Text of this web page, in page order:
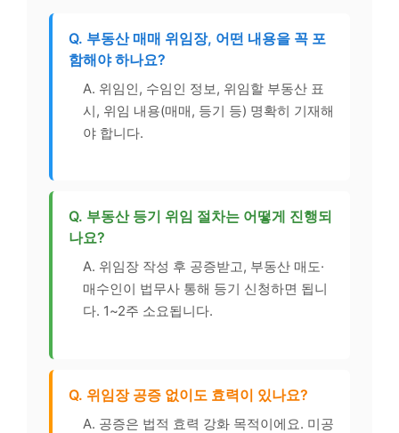
Q. 부동산 매매 위임장, 어떤 내용을 꼭 포
함해야 하나요?
A. 위임인, 수임인 정보, 위임할 부동산 표
시, 위임 내용(매매, 등기 등) 명확히 기재해
야 합니다.
Q. 부동산 등기 위임 절차는 어떻게 진행되
나요?
A. 위임장 작성 후 공증받고, 부동산 매도·
매수인이 법무사 통해 등기 신청하면 됩니
다. 1~2주 소요됩니다.
Q. 위임장 공증 없이도 효력이 있나요?
A. 공증은 법적 효력 강화 목적이에요. 미공